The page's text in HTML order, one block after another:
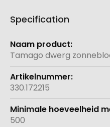
Specification
Meer
informatie
Tamago dwerg
330.172215
500